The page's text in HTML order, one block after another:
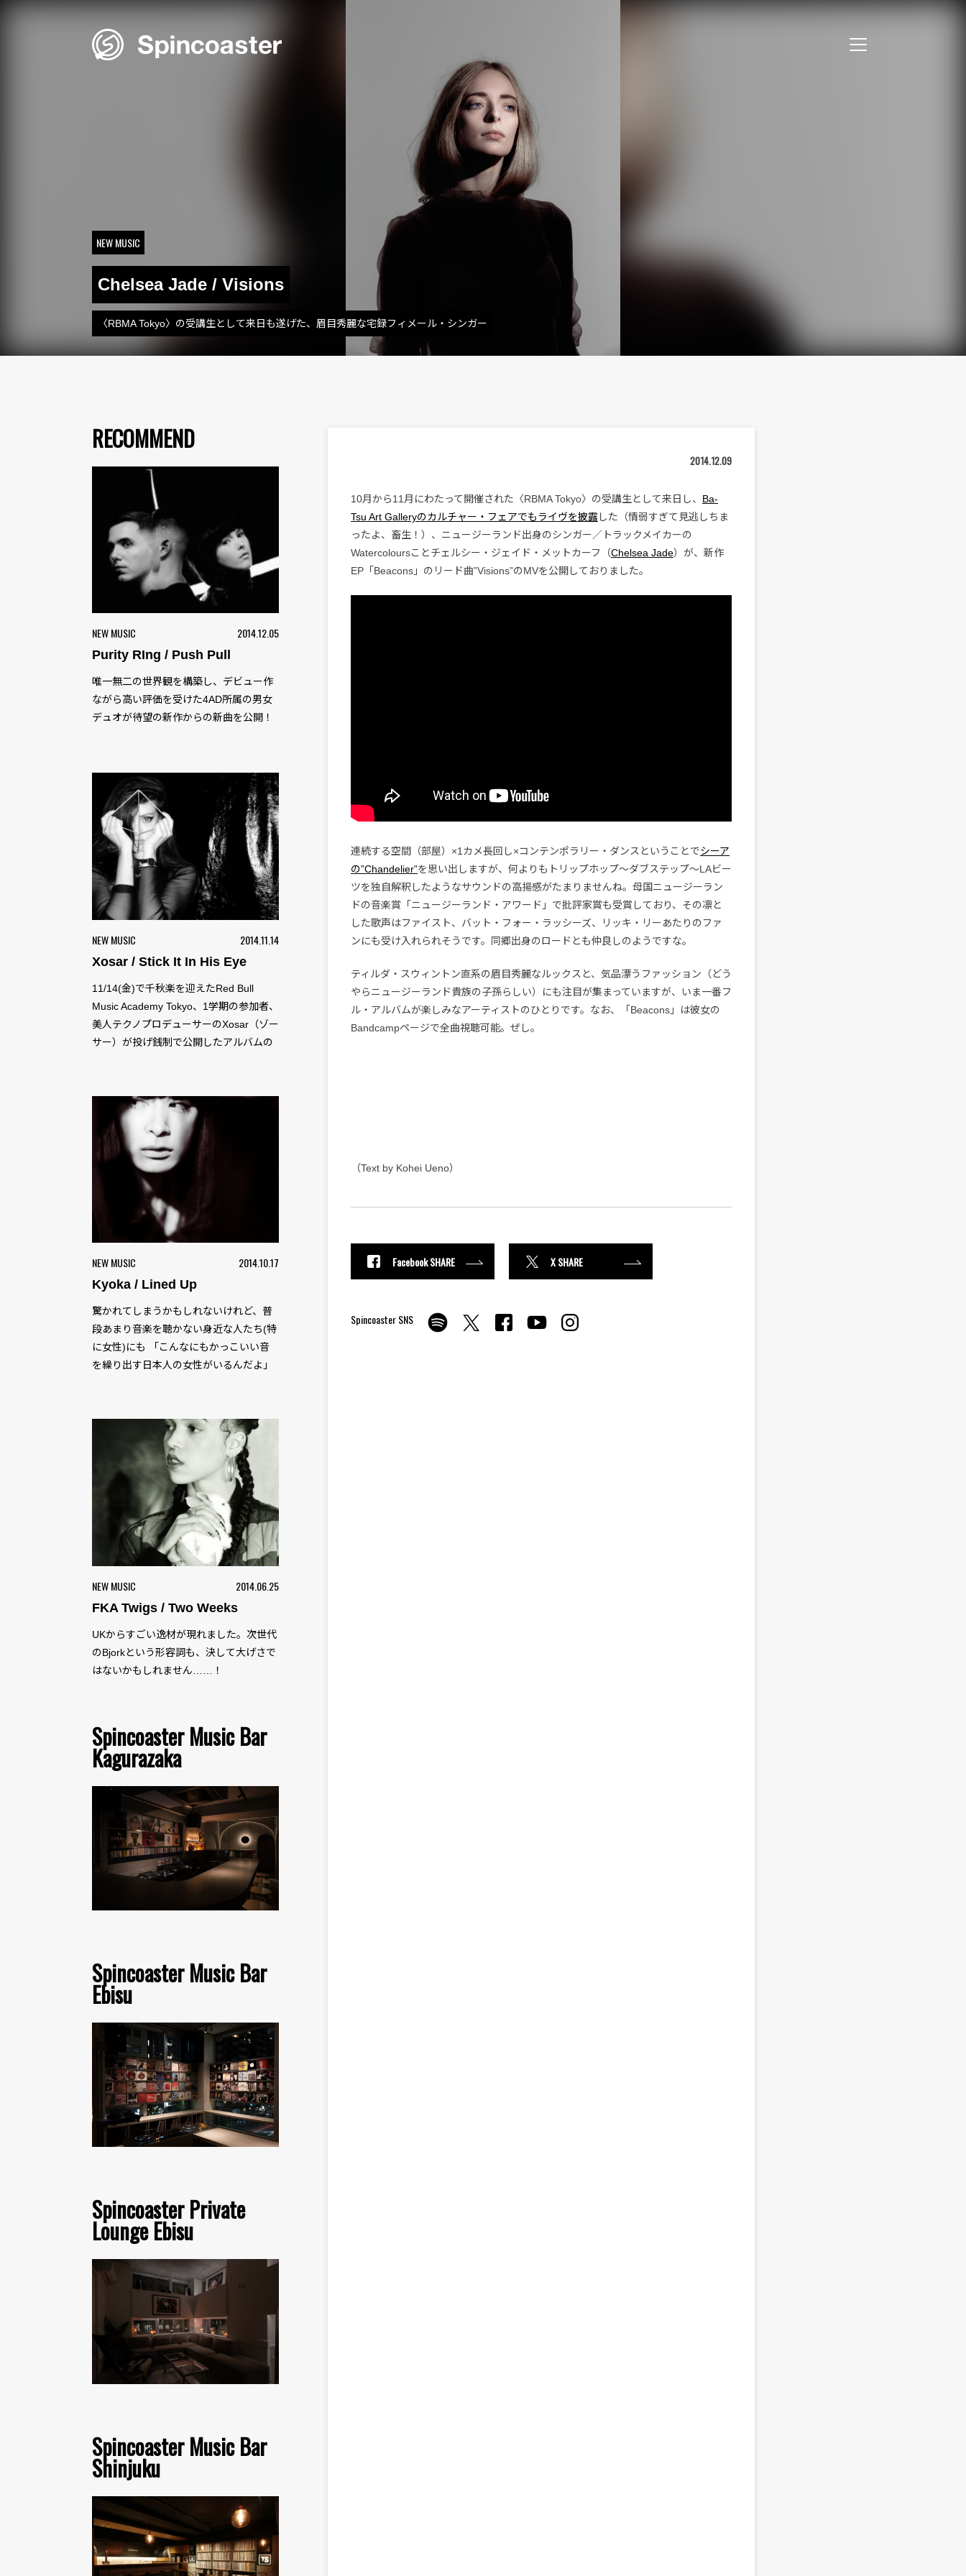
NEW MUSIC
Chelsea Jade / Visions
〈RBMA Tokyo〉の受講生として来日も遂げた、眉目秀麗な宅録フィメール・シンガー
RECOMMEND
NEW MUSIC 2014.12.05
Purity RIng / Push Pull
唯一無二の世界観を構築し、デビュー作
ながら高い評価を受けた4AD所属の男女
デュオが待望の新作からの新曲を公開！
NEW MUSIC 2014.11.14
Xosar / Stick It In His Eye
11/14(金)で千秋楽を迎えたRed Bull
Music Academy Tokyo、1学期の参加者、
美人テクノプロデューサーのXosar（ゾー
サー）が投げ銭制で公開したアルバムの
NEW MUSIC 2014.10.17
Kyoka / Lined Up
驚かれてしまうかもしれないけれど、普
段あまり音楽を聴かない身近な人たち(特
に女性)にも 「こんなにもかっこいい音
を繰り出す日本人の女性がいるんだよ」
NEW MUSIC 2014.06.25
FKA Twigs / Two Weeks
UKからすごい逸材が現れました。次世代
のBjorkという形容詞も、決して大げさで
はないかもしれません……！
Spincoaster Music Bar
Kagurazaka
Spincoaster Music Bar
Ebisu
Spincoaster Private
Lounge Ebisu
Spincoaster Music Bar
Shinjuku
2014.12.09
10月から11月にわたって開催された〈RBMA Tokyo〉の受講生として来日し、 Ba-
Tsu Art Galleryのカルチャー・フェアでもライヴを披露した（情弱すぎて見逃しちま
ったよ、畜生！）、ニュージーランド出身のシンガー／トラックメイカーの
Watercoloursことチェルシー・ジェイド・メットカーフ（Chelsea Jade）が、新作
EP「Beacons」のリード曲”Visions”のMVを公開しておりました。
連続する空間（部屋）×1カメ長回し×コンテンポラリー・ダンスということでシーア
の”Chandelier”を思い出しますが、何よりもトリップホップ〜ダブステップ〜LAビー
ツを独自解釈したようなサウンドの高揚感がたまりませんね。母国ニュージーラン
ドの音楽賞「ニュージーランド・アワード」で批評家賞も受賞しており、その凛と
した歌声はファイスト、バット・フォー・ラッシーズ、リッキ・リーあたりのファ
ンにも受け入れられそうです。同郷出身のロードとも仲良しのようですな。
ティルダ・スウィントン直系の眉目秀麗なルックスと、気品漂うファッション（どう
やらニュージーランド貴族の子孫らしい）にも注目が集まっていますが、いま一番フ
ル・アルバムが楽しみなアーティストのひとりです。なお、「Beacons」は彼女の
Bandcampページで全曲視聴可能。ぜし。
（Text by Kohei Ueno）
Facebook SHARE X SHARE
Spincoaster SNS